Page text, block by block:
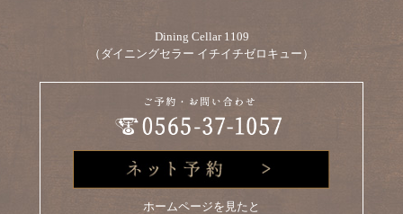
Dining Cellar 1109
（ダイニングセラー イチイチゼロキュー）
ホームページを見たと